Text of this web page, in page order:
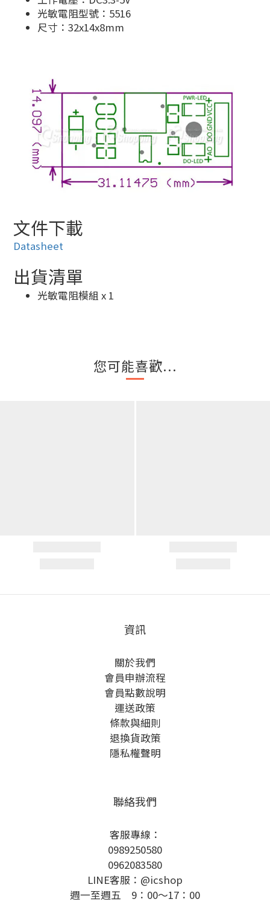
光敏電阻型號：5516
尺寸：32x14x8mm
文件下載
Datasheet
出貨清單
光敏電阻模組 x 1
您可能喜歡...
資訊
關於我們
會員申辦流程
會員點數說明
運送政策
條款與細則
退換貨政策
隱私權聲明
聯絡我們
客服專線：
0989250580
0962083580
LINE客服：@icshop
週一至週五 9：00～17：00